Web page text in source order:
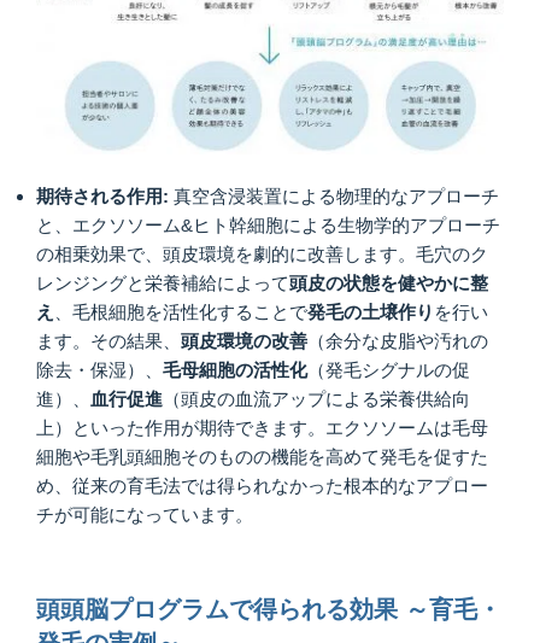
期待される作用: 真空含浸装置による物理的なアプローチ
と、エクソソーム&ヒト幹細胞による生物学的アプローチ
の相乗効果で、頭皮環境を劇的に改善します。毛穴のク
レンジングと栄養補給によって頭皮の状態を健やかに整
え
、毛根細胞を活性化することで発毛の土壌作り を行い
ます。その結果、 頭皮環境の改善 （余分な皮脂や汚れの
除去・保湿）、 毛母細胞の活性化（発毛シグナルの促
進）、
血行促進 （頭皮の血流アップによる栄養供給向
上）といった作用が期待できます。エクソソームは毛母
細胞や毛乳頭細胞そのものの機能を高めて発毛を促すた
め、従来の育毛法では得られなかった根本的なアプロー
チが可能になっています。
頭頭脳プログラムで得られる効果 ～育毛・